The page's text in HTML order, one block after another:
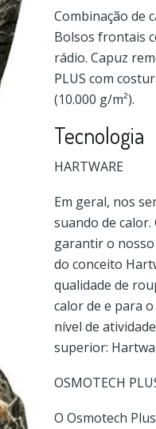
Combinação de
Bolsos frontais
rádio. Capuz
PLUS com
(10.000 g/m²).
Tecnologia
HARTWARE
Em geral, nos
suando de
garantir o
do conceito
qualidade de
calor de e para
nível de
superior:
OSMOTECH
O Osmotech